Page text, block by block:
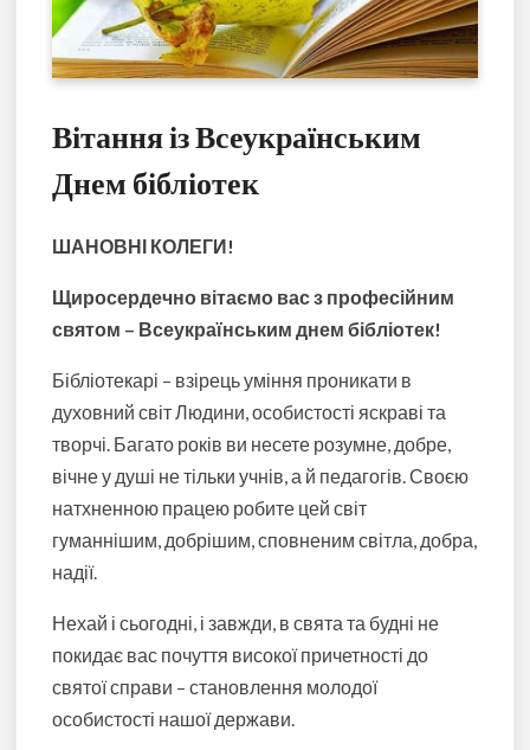
Вітання із Всеукраїнським
Днем бібліотек
ШАНОВНІ КОЛЕГИ!
Щиросердечно вітаємо вас з професійним
святом – Всеукраїнським днем бібліотек!
Бібліотекарі – взірець уміння проникати в
духовний світ Людини, особистості яскраві та
творчі. Багато років ви несете розумне, добре,
вічне у душі не тільки учнів, а й педагогів. Своєю
натхненною працею робите цей світ
гуманнішим, добрішим, сповненим світла, добра,
надії.
Нехай і сьогодні, і завжди, в свята та будні не
покидає вас почуття високої причетності до
святої справи – становлення молодої
особистості нашої держави.